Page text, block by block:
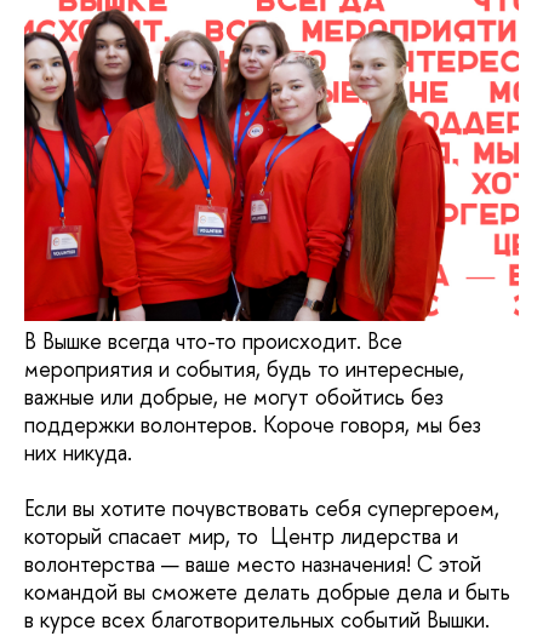
В Вышке всегда что-то происходит. Все
мероприятия и события, будь то интересные,
важные или добрые, не могут обойтись без
поддержки волонтеров. Короче говоря, мы без
них никуда.
Если вы хотите почувствовать себя супергероем,
который спасает мир, то Центр лидерства и
волонтерства — ваше место назначения! С этой
командой вы сможете делать добрые дела и быть
в курсе всех благотворительных событий Вышки.